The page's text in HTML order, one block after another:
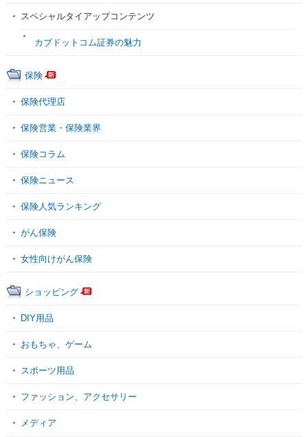
スペシャルタイアップコンテンツ
カブドットコム証券の魅力
保険
保険代理店
保険営業・保険業界
保険コラム
保険ニュース
保険人気ランキング
がん保険
女性向けがん保険
ショッピング
DIY用品
おもちゃ、ゲーム
スポーツ用品
ファッション、アクセサリー
メディア